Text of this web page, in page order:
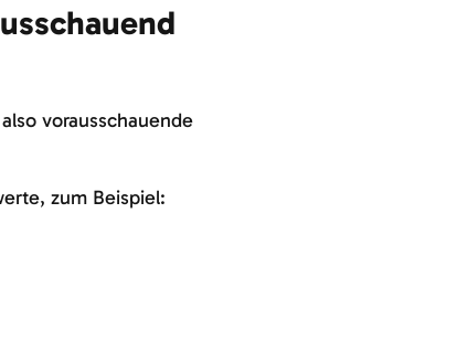
vorausschauende
zum Beispiel: